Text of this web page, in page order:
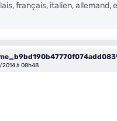
français, italien, allemand,
2014 à 08h48